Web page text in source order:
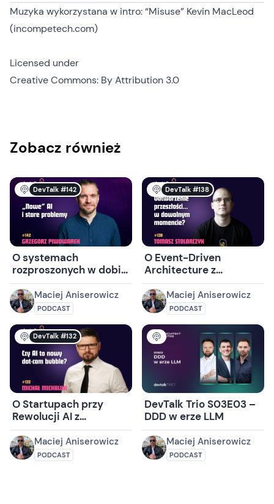
Muzyka wykorzystana w intro: “Misuse” Kevin MacLeod
(incompetech.com)
Licensed under
Creative Commons: By Attribution 3.0
Zobacz również
DevTalk #142
O systemach
rozproszonych w dobie
AI z Grzegorzem
Piwowarkiem
Maciej Aniserowicz
PODCAST
DevTalk #138
O Event-Driven
Architecture z
Tomaszem
Stolarczykiem
Maciej Aniserowicz
PODCAST
DevTalk #132
O Startupach przy
Rewolucji AI z
Michałem Michalukiem
Maciej Aniserowicz
PODCAST
DevTalk Trio S03E03 –
DDD w erze LLM
Maciej Aniserowicz
PODCAST